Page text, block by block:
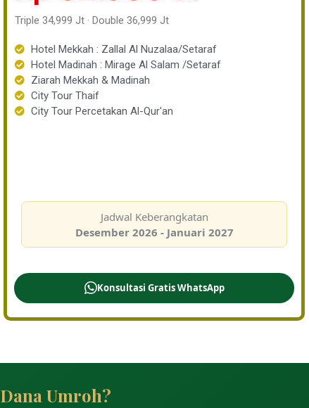
Triple 34,999 Jt · Double 36,999 Jt
Hotel Mekkah : Zallal Al Nuzalaa/Setaraf
Hotel Madinah : Mirage Al Salam /Setaraf
Ziarah Mekkah & Madinah
City Tour Thaif
City Tour Percetakan Al-Qur'an
Jadwal Keberangkatan
Desember 2026 - Januari 2027
Konsultasi Gratis WhatsApp
Dana Umroh?